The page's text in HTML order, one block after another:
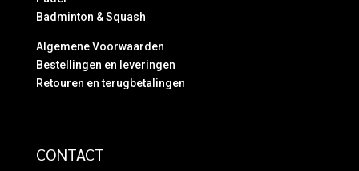
Badminton & Squash
Algemene Voorwaarden
Bestellingen en leveringen
Retouren en terugbetalingen
CONTACT